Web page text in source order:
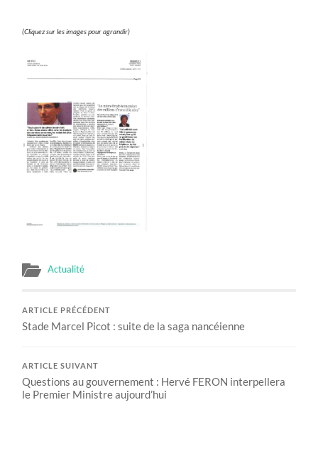
(Cliquez sur les images pour agrandir)
Actualité
ARTICLE PRÉCÉDENT
Stade Marcel Picot : suite de la saga nancéienne
ARTICLE SUIVANT
Questions au gouvernement : Hervé FERON interpellera
le Premier Ministre aujourd’hui